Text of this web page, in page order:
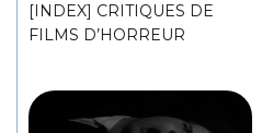
[INDEX] CRITIQUES DE
FILMS D’HORREUR